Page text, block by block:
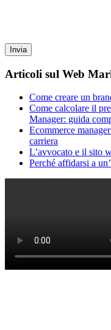
Articoli sul Web
Come creare un
Come calcolare il
Manager: guida
Ecommerce
carriera
L’avvocato e il sito
Perché affidarsi a